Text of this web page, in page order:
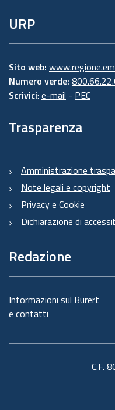
URP
Sito web:
Numero verde:
Scrivici: e-mail - PEC
Trasparenza
Amministrazione
Note legali e copyright
Privacy e Cookie
Dichiarazione di
Redazione
Informazioni sul Burert
e contatti
C.F.